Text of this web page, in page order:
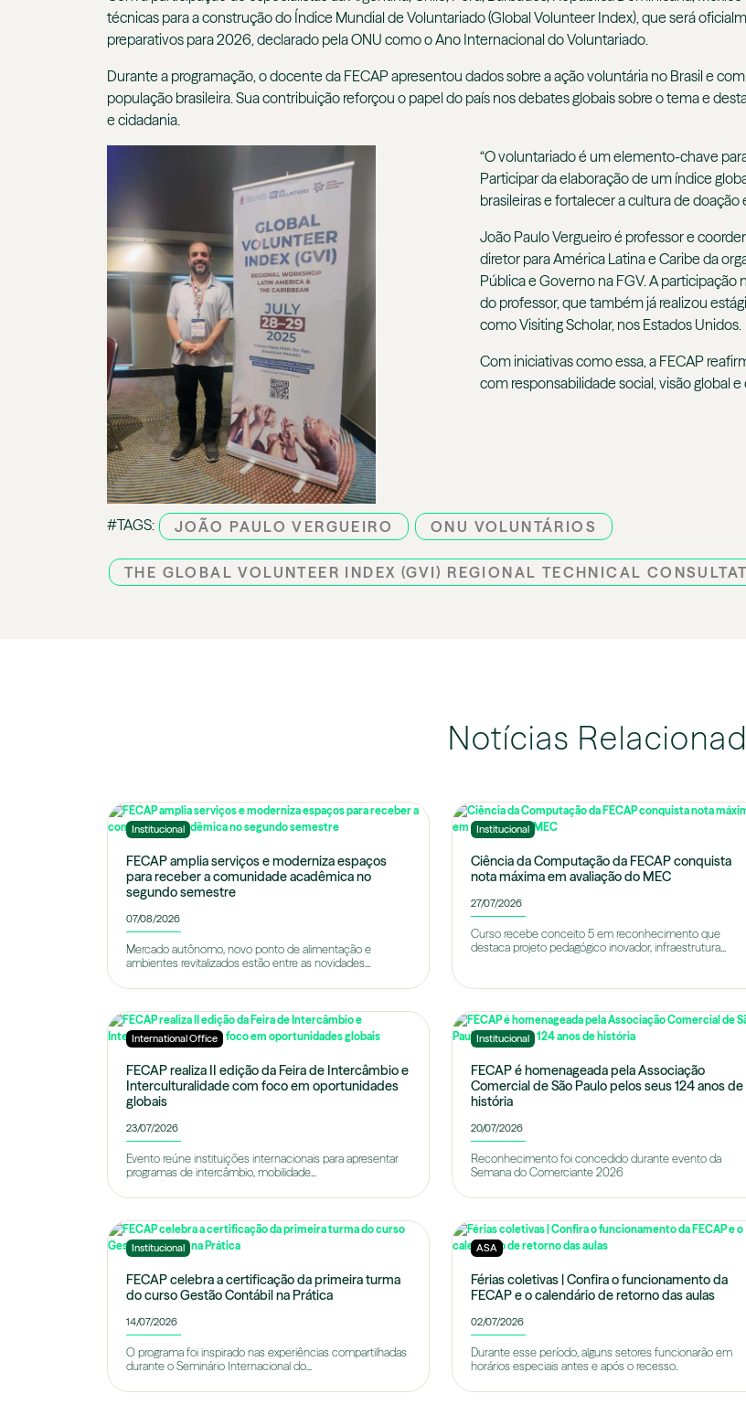
técnicas para a construção do Índice Mundial de Voluntariado (Global Volunteer Index), que será
preparativos para 2026, declarado pela ONU como o Ano Internacional do Voluntariado.
Durante a programação, o docente da FECAP apresentou dados sobre a ação voluntária no Brasil e
população brasileira. Sua contribuição reforçou o papel do país nos debates globais sobre o tema e
e cidadania.
“O voluntariado é um elemento-chave
Participar da elaboração de um índice
brasileiras e fortalecer a cultura de
João Paulo Vergueiro é professor e
diretor para América Latina e Caribe da
Pública e Governo na FGV. A
do professor, que também já realizou
como Visiting Scholar, nos Estados Unidos.
Com iniciativas como essa, a FECAP
com responsabilidade social, visão global
#TAGS: JOÃO PAULO VERGUEIRO ONU VOLUNTÁRIOS
THE GLOBAL VOLUNTEER INDEX (GVI) REGIONAL TECHNICAL
Notícias
Institucional
FECAP amplia serviços e moderniza espaços
para receber a comunidade acadêmica no
segundo semestre
07/08/2026
Mercado autônomo, novo ponto de alimentação e
ambientes revitalizados estão entre as novidades...
Institucional
Ciência da Computação da FECAP conquista
nota máxima em avaliação do MEC
27/07/2026
Curso recebe conceito 5 em reconhecimento que
destaca projeto pedagógico inovador, infraestrutura...
International Office
FECAP realiza II edição da Feira de Intercâmbio e
Interculturalidade com foco em oportunidades
globais
23/07/2026
Evento reúne instituições internacionais para apresentar
programas de intercâmbio, mobilidade...
Institucional
FECAP é homenageada pela Associação
Comercial de São Paulo pelos seus 124 anos de
história
20/07/2026
Reconhecimento foi concedido durante evento da
Semana do Comerciante 2026
Institucional
FECAP celebra a certificação da primeira turma
do curso Gestão Contábil na Prática
14/07/2026
O programa foi inspirado nas experiências compartilhadas
durante o Seminário Internacional do...
ASA
Férias coletivas | Confira o funcionamento da
FECAP e o calendário de retorno das aulas
02/07/2026
Durante esse período, alguns setores funcionarão em
horários especiais antes e após o recesso.